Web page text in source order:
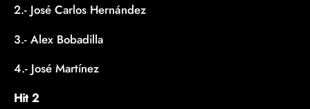
2.- José Carlos Hernández
3.- Alex Bobadilla
4.- José Martínez
Hit 2